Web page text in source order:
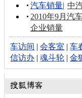
汽车销量| 中
2010年9月汽
企业销量
车访间 |会客室 |车
信访办 |魂斗轮 |金